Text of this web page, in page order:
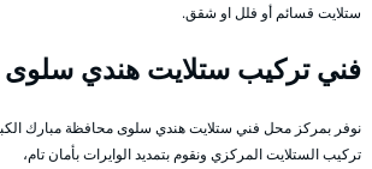
ستلايت قسائم أو فلل او شقق.
فني تركيب ستلايت هندي سلوى
نوفر بمركز محل فني ستلايت هندي سلوى محافظة مبارك
تركيب الستلايت المركزي ونقوم بتمديد الوايرات بأمان تام،